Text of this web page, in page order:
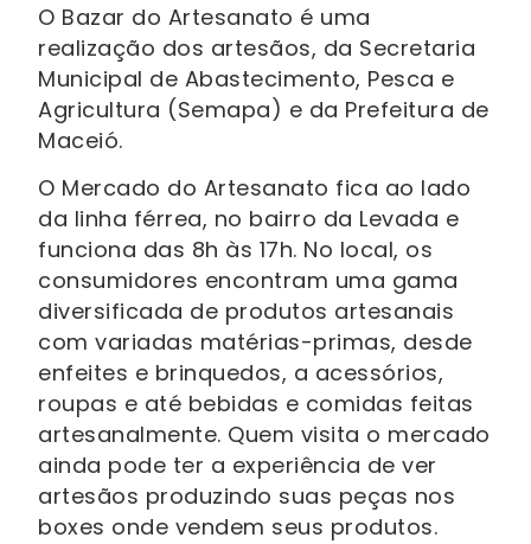
O Bazar do Artesanato é uma
realização dos artesãos, da Secretaria
Municipal de Abastecimento, Pesca e
Agricultura (Semapa) e da Prefeitura de
Maceió.
O Mercado do Artesanato fica ao lado
da linha férrea, no bairro da Levada e
funciona das 8h às 17h. No local, os
consumidores encontram uma gama
diversificada de produtos artesanais
com variadas matérias-primas, desde
enfeites e brinquedos, a acessórios,
roupas e até bebidas e comidas feitas
artesanalmente. Quem visita o mercado
ainda pode ter a experiência de ver
artesãos produzindo suas peças nos
boxes onde vendem seus produtos.